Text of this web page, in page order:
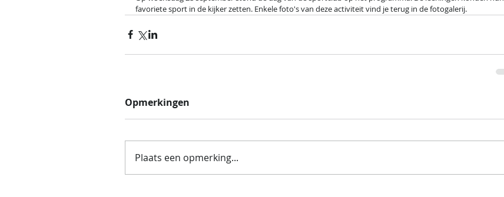
favoriete sport in de kijker zetten. Enkele foto's van deze activiteit vind je terug in de fotogalerij.
Opmerkingen
Plaats een opmerking...